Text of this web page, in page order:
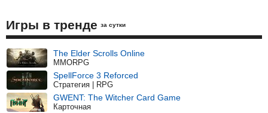
Игры в тренде за сутки
The Elder Scrolls Online
MMORPG
SpellForce 3 Reforced
Стратегия | RPG
GWENT: The Witcher Card Game
Карточная